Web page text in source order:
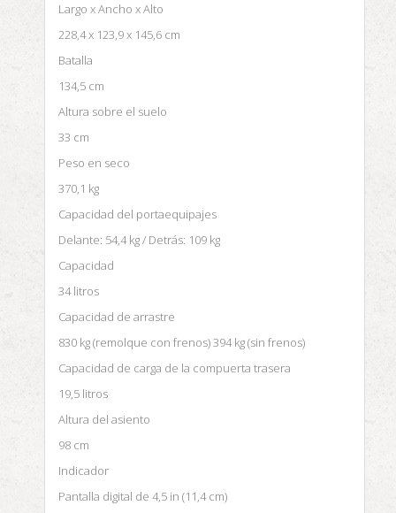
Largo x Ancho x Alto
228,4 x 123,9 x 145,6 cm
Batalla
134,5 cm
Altura sobre el suelo
33 cm
Peso en seco
370,1 kg
Capacidad del portaequipajes
Delante: 54,4 kg / Detrás: 109 kg
Capacidad
34 litros
Capacidad de arrastre
830 kg (remolque con frenos) 394 kg (sin frenos)
Capacidad de carga de la compuerta trasera
19,5 litros
Altura del asiento
98 cm
Indicador
Pantalla digital de 4,5 in (11,4 cm)